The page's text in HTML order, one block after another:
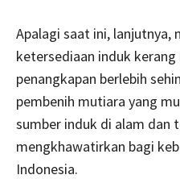
Apalagi saat ini, lanjutnya,
ketersediaan induk
penangkapan berlebih
pembenih mutiara yang
sumber induk di alam dan
mengkhawatirkan bagi
Indonesia.